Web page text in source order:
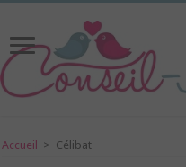
Accueil > Célibat